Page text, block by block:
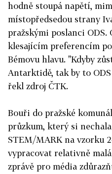
hodně stoupá napětí,
místopředsedou strany
pražskými poslanci
klesajícím preferencím
Bémovu hlavu. "Kdyby
Antarktidě, tak by to
řekl zdroj ČTK.
Bouři do pražské
průzkum, který si
STEM/MARK na vzorku
vypracovat relativně
zprávě pro média